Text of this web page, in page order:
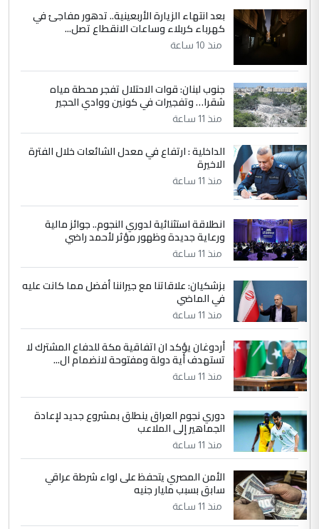
الاستماع للمدير ومغرفة ...
الموضوع :
وزير الصحة يعفي مدير مستشفى الكرخ
العام في بغداد
4 سردار
التعليق : واحد من عصابة علي ماما يسقط
جنسية الرافد الثالث للعراق ومن اصول عريقة
الموضوع :
الجواهري يرد على صدام حسين سل
مضجعيك يابن الزنا (نص كامل)
5 سردار
التعليق : واحد من عصابة علي ماما يسقط
جنسية الرافد الثالث للعراق ومن اصول عريقة
الموضوع :
الجواهري يرد على صدام حسين سل
مضجعيك يابن الزنا (نص كامل)
بعد انتهاء الزيارة الأربعينية.. تدهور مفاجئ في
كهرباء كربلاء وساعات الانقطاع تصل...
منذ 10 ساعة
جنوب لبنان: قوات الاحتلال تفجر محطة مياه
شقرا… وتفجيرات في كونين ووادي الحجير
منذ 11 ساعة
الداخلية : ارتفاع في معدل الشائعات خلال الفترة
الاخيرة
منذ 11 ساعة
انطلاقة استثنائية لدوري النجوم.. جوائز مالية
ورعاية جديدة وظهور مؤثر لأحمد راضي
منذ 11 ساعة
بزشكيان: علاقاتنا مع جيراننا أفضل مما كانت عليه
في الماضي
منذ 11 ساعة
أردوغان يؤكد ان اتفاقية مكة للدفاع المشترك لا
تستهدف أية دولة ومفتوحة لانضمام ال...
منذ 11 ساعة
دوري نجوم العراق ينطلق بمشروع جديد لإعادة
الجماهير إلى الملاعب
منذ 11 ساعة
الأمن المصري يتحفظ على لواء شرطة عراقي
سابق بسبب مليار جنيه
منذ 11 ساعة